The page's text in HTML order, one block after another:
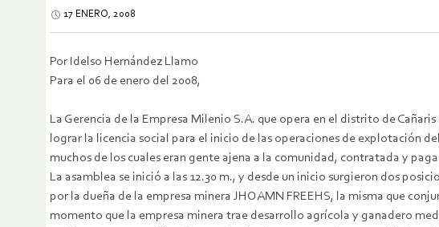
17 ENERO, 2008
Por Idelso Hernández Llamo
Para el 06 de enero del 2008,
La Gerencia de la Empresa Milenio S.A. que opera en el distrito de
lograr la licencia social para el inicio de las operaciones de explotación
muchos de los cuales eran gente ajena a la comunidad, contratada y
La asamblea se inició a las 12.30 m., y desde un inicio surgieron dos
por la dueña de la empresa minera JHOAMN FREEHS, la misma que
momento que la empresa minera trae desarrollo agrícola y ganadero